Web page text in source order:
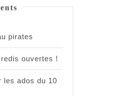
pirates
ouvertes !
les ados du 10